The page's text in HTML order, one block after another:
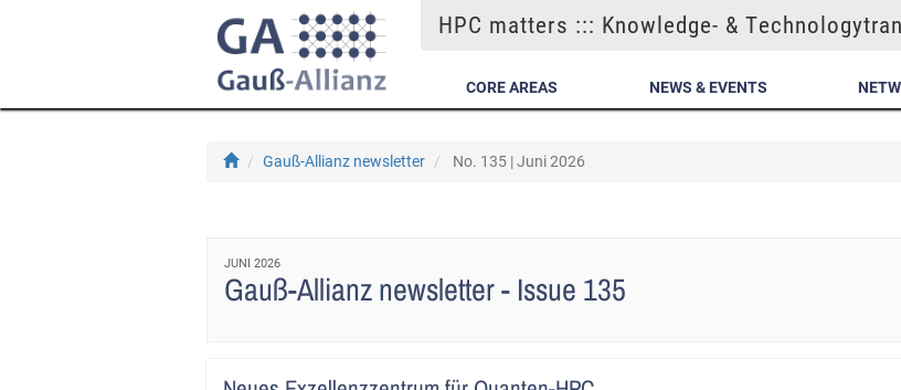
HPC matters ::: Knowledge- &
CORE AREAS NEWS & EVENTS
Gauß-Allianz newsletter No. 135 | Juni 2026
JUNI 2026
Gauß-Allianz newsletter - Issue 135